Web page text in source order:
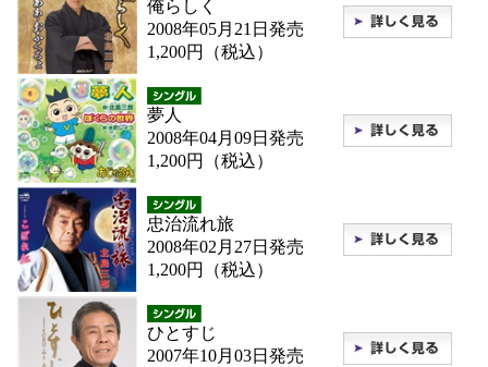
俺らしく
2008年05月21日発売
1,200円（税込）
夢人
2008年04月09日発売
1,200円（税込）
忠治流れ旅
2008年02月27日発売
1,200円（税込）
ひとすじ
2007年10月03日発売